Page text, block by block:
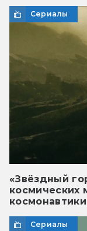
Сериалы
«Звёздный
космических
космонавтики
Сериалы